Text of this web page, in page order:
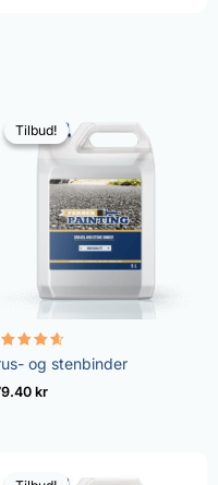
Tilbud!
Tilbud!
af 5
og stenbinder
kr